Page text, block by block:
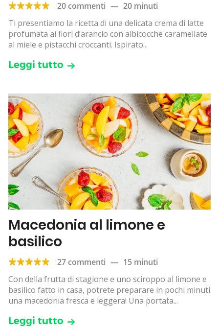
20 commenti — 20 minuti
Ti presentiamo la ricetta di una delicata crema di latte
profumata ai fiori d’arancio con albicocche caramellate
al miele e pistacchi croccanti. Ispirato...
Leggi tutto
Macedonia al limone e
basilico
27 commenti — 15 minuti
Con della frutta di stagione e uno sciroppo al limone e
basilico fatto in casa, potrete preparare in pochi minuti
una macedonia fresca e leggera! Una portata...
Leggi tutto